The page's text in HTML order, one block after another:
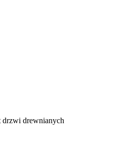
drzwi drewnianych